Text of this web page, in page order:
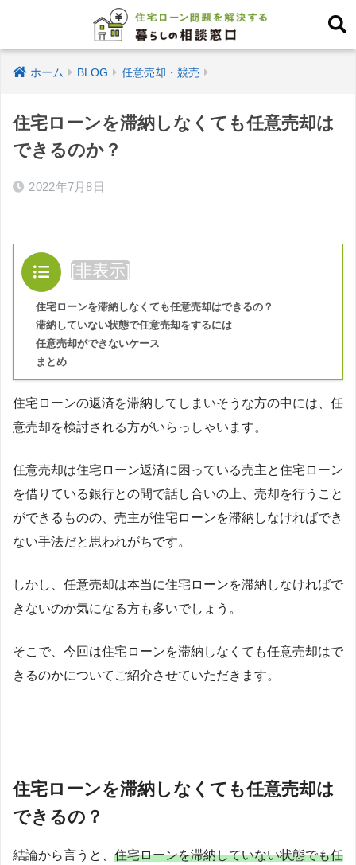
ホーム BLOG 任意売却・競売
住宅ローンを滞納しなくても任意売却は
できるのか？
2022年7月8日
目次 [非表示]
住宅ローンを滞納しなくても任意売却はできるの？
滞納していない状態で任意売却をするには
任意売却ができないケース
まとめ
住宅ローンの返済を滞納してしまいそうな方の中には、任
意売却を検討される方がいらっしゃいます。
任意売却は住宅ローン返済に困っている売主と住宅ローン
を借りている銀行との間で話し合いの上、売却を行うこと
ができるものの、売主が住宅ローンを滞納しなければでき
ない手法だと思われがちです。
しかし、任意売却は本当に住宅ローンを滞納しなければで
きないのか気になる方も多いでしょう。
そこで、今回は住宅ローンを滞納しなくても任意売却はで
きるのかについてご紹介させていただきます。
住宅ローンを滞納しなくても任意売却は
できるの？
結論から言うと、 住宅ローンを滞納していない状態でも任